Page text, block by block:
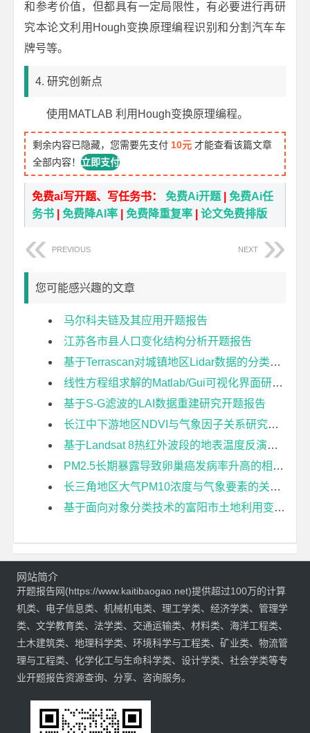
和参考价值，但都具有一定局限性，有必要进行再研
究本论文利用Hough变换原理编程识别和分割汽车车
牌号等。
4. 研究创新点
使用MATLAB 利用Hough变换原理编程。
剩余内容已隐藏，您需要先支付 10元 才能查看该篇文章
全部内容！立即支付
免费ai写开题、写任务书：免费Ai开题 |免费Ai任
务书 |免费降AI率 |免费降重复率 |论文免费排版
PREVIOUS NEXT
您可能感兴趣的文章
马尔科夫链及其应用开题报告
江苏各市县人口变化结构分析开题报告
基于Terrascan对城镇地区Lidar数据的分类研究开题报告
线性方程组求解的Matlab/Gui可视化界面研究开题报告
基于S-G滤波的LAI数据重建研究开题报告
长江中下游地区NDVI与气象因子关系研究开题报告
基于Landsat 8热红外波段的地表温度反演方法比较研究开题报告
PM2.5长期暴露导致卵巢癌发病率升高的相对风险及城乡差异——以胡焕庸线东南半部地区为例开题报告
长三角地区大气PM10浓度与气象要素的关联度分析开题报告
基于面向对象分类技术的富阳市土地利用变化检测开题报告
网站简介
开题报告网(https://www.kaitibaogao.net)提供超过100万的计算
机类、电子信息类、机械机电类、理工学类、经济学类、管理学
类、文学教育类、法学类、交通运输类、材料类、海洋工程类、
土木建筑类、地理科学类、环境科学与工程类、矿业类、物流管
理与工程类、化学化工与生命科学类、设计学类、社会学类等专
业开题报告资源查询、分享、咨询服务。